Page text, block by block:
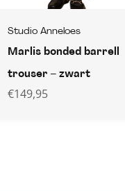
Studio Anneloes
Marlis bonded barrell
trouser – zwart
€149,95